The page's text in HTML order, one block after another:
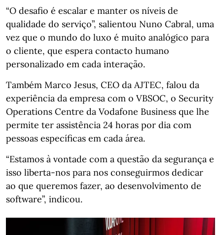
“O desafio é escalar e manter os níveis de
qualidade do serviço”, salientou Nuno Cabral, uma
vez que o mundo do luxo é muito analógico para
o cliente, que espera contacto humano
personalizado em cada interação.
Também Marco Jesus, CEO da AJTEC, falou da
experiência da empresa com o VBSOC, o Security
Operations Centre da Vodafone Business que lhe
permite ter assistência 24 horas por dia com
pessoas específicas em cada área.
“Estamos à vontade com a questão da segurança e
isso liberta-nos para nos conseguirmos dedicar
ao que queremos fazer, ao desenvolvimento de
software”, indicou.